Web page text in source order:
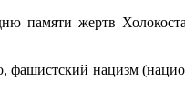
жертв
нацизм